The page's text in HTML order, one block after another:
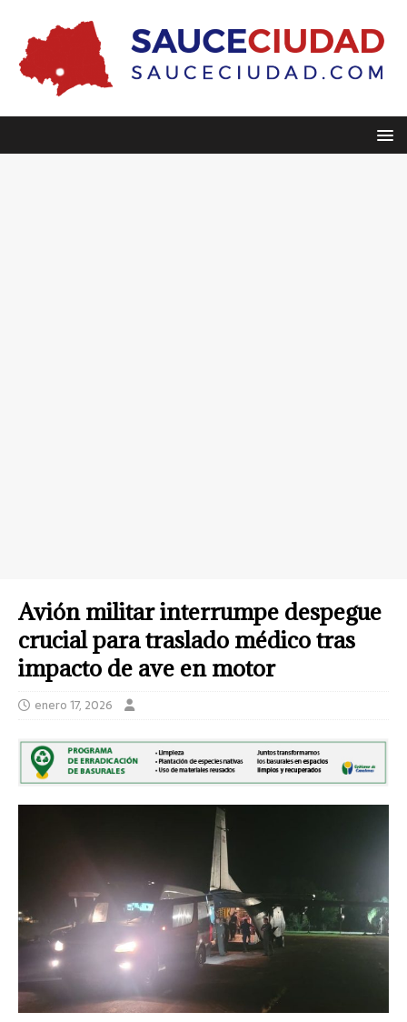
Avión militar interrumpe despegue
crucial para traslado médico tras
impacto de ave en motor
enero 17, 2026